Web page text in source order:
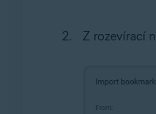
Z rozevírací